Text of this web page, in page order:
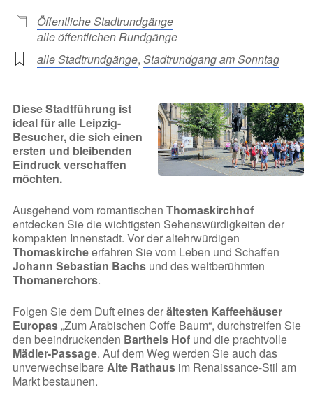
Öffentliche Stadtrundgänge
alle öffentlichen Rundgänge
alle Stadtrundgänge, Stadtrundgang am Sonntag
Diese Stadtführung ist
ideal für alle Leipzig-
Besucher, die sich einen
ersten und bleibenden
Eindruck verschaffen
möchten.
Ausgehend vom romantischen Thomaskirchhof
entdecken Sie die wichtigsten Sehenswürdigkeiten der
kompakten Innenstadt. Vor der altehrwürdigen
Thomaskircheerfahren Sie vom Leben und Schaffen
Johann Sebastian Bachsund des weltberühmten
Thomanerchors.
Folgen Sie dem Duft eines derältesten Kaffeehäuser
Europas„Zum Arabischen Coffe Baum“, durchstreifen Sie
den beeindruckenden Barthels Hofund die prachtvolle
Mädler-Passage. Auf dem Weg werden Sie auch das
unverwechselbareAlte Rathausim Renaissance-Stil am
Markt bestaunen.